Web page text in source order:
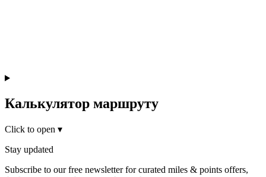
Калькулятор маршруту
Click to open ▾
Stay updated
Subscribe to our free newsletter for curated miles & points offers,